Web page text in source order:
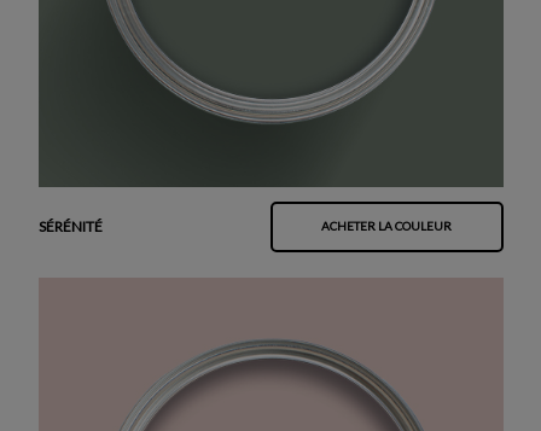
SÉRÉNITÉ ACHETER LA COULEUR